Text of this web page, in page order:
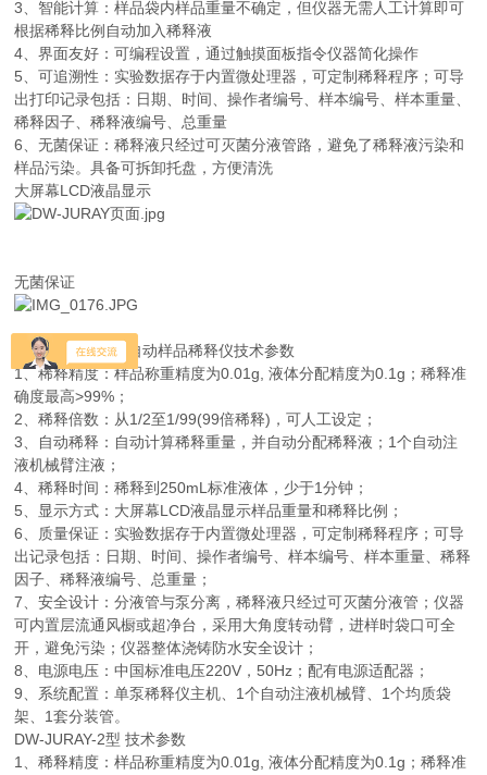
3、智能计算：样品袋内样品重量不确定，但仪器无需人工计算即可
根据稀释比例自动加入稀释液
4、界面友好：可编程设置，通过触摸面板指令仪器简化操作
5、可追溯性：实验数据存于内置微处理器，可定制稀释程序；可导
出打印记录包括：日期、时间、操作者编号、样本编号、样本重量、
稀释因子、稀释液编号、总重量
6、无菌保证：稀释液只经过可灭菌分液管路，避免了稀释液污染和
样品污染。具备可拆卸托盘，方便清洗
大屏幕LCD液晶显示
无菌保证
DW-JURAY型 全自动样品稀释仪技术参数
1、稀释精度：样品称重精度为0.01g, 液体分配精度为0.1g；稀释准
确度最高>99%；
2、稀释倍数：从1/2至1/99(99倍稀释)，可人工设定；
3、自动稀释：自动计算稀释重量，并自动分配稀释液；1个自动注
液机械臂注液；
4、稀释时间：稀释到250mL标准液体，少于1分钟；
5、显示方式：大屏幕LCD液晶显示样品重量和稀释比例；
6、质量保证：实验数据存于内置微处理器，可定制稀释程序；可导
出记录包括：日期、时间、操作者编号、样本编号、样本重量、稀释
因子、稀释液编号、总重量 ；
7、安全设计：分液管与泵分离，稀释液只经过可灭菌分液管；仪器
可内置层流通风橱或超净台，采用大角度转动臂，进样时袋口可全
开，避免污染；仪器整体浇铸防水安全设计 ；
8、电源电压：中国标准电压220V，50Hz；配有电源适配器；
9、系统配置：单泵稀释仪主机、1个自动注液机械臂、1个均质袋
架、1套分装管。
DW-JURAY-2型 技术参数
1、稀释精度：样品称重精度为0.01g, 液体分配精度为0.1g；稀释准